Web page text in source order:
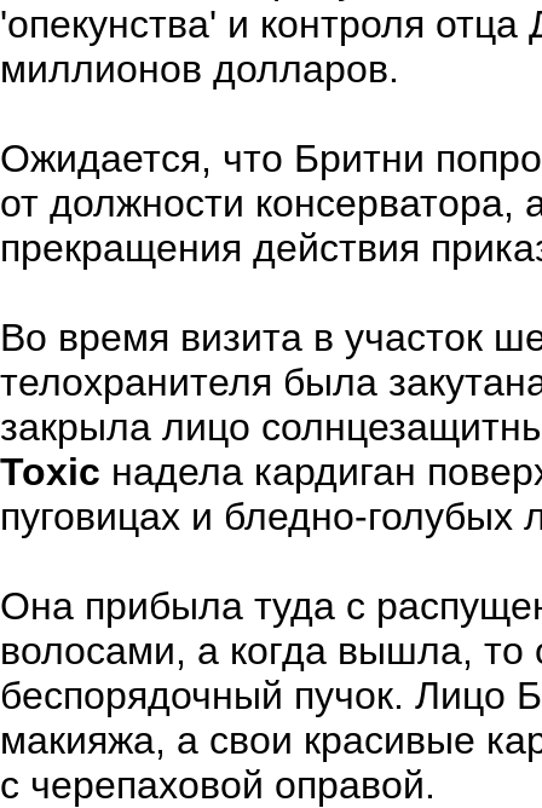
'опекунства' и контроля
миллионов долларов.
Ожидается, что Бритни
от должности консерватора,
прекращения действия
Во время визита в участок
телохранителя была
закрыла лицо
Toxic надела кардиган
пуговицах и бледно-голубых
Она прибыла туда с
волосами, а когда вышла,
беспорядочный пучок. Лицо
макияжа, а свои красивые
с черепаховой оправой.